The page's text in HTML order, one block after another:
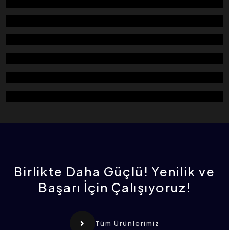
KONTROL ELEĞİ
UN DAĞITICI
KÜÇÜK BASINÇ FİLİTRESİ (KARE)
DOZAJLAMA VANASI
ROTOFLOW (SILO BOŞALTICI)
Birlikte Daha Güçlü! Yenilik ve
Başarı İçin Çalışıyoruz!
Tüm Ürünlerimiz